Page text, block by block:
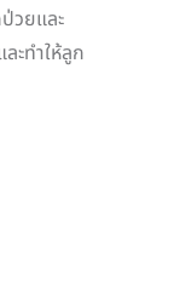
วยและ
ะทำให้ลูก